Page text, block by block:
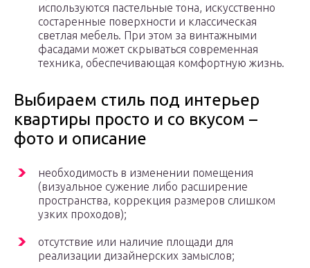
используются пастельные тона, искусственно
состаренные поверхности и классическая
светлая мебель. При этом за винтажными
фасадами может скрываться современная
техника, обеспечивающая комфортную жизнь.
Выбираем стиль под интерьер
квартиры просто и со вкусом –
фото и описание
необходимость в изменении помещения
(визуальное сужение либо расширение
пространства, коррекция размеров слишком
узких проходов);
отсутствие или наличие площади для
реализации дизайнерских замыслов;